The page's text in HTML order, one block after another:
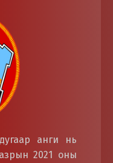
анги нь
2021 оны